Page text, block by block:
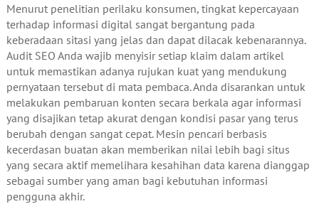
Menurut penelitian perilaku konsumen, tingkat kepercayaan
terhadap informasi digital sangat bergantung pada
keberadaan sitasi yang jelas dan dapat dilacak kebenarannya.
Audit SEO Anda wajib menyisir setiap klaim dalam artikel
untuk memastikan adanya rujukan kuat yang mendukung
pernyataan tersebut di mata pembaca. Anda disarankan untuk
melakukan pembaruan konten secara berkala agar informasi
yang disajikan tetap akurat dengan kondisi pasar yang terus
berubah dengan sangat cepat. Mesin pencari berbasis
kecerdasan buatan akan memberikan nilai lebih bagi situs
yang secara aktif memelihara kesahihan data karena dianggap
sebagai sumber yang aman bagi kebutuhan informasi
pengguna akhir.